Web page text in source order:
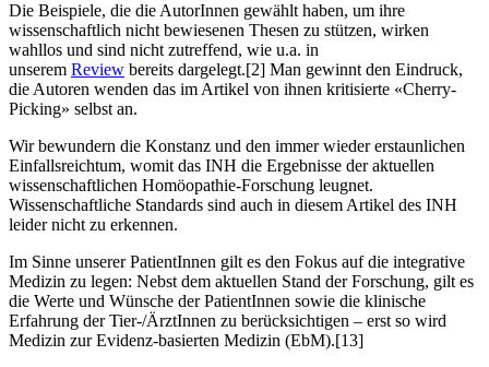
Die Beispiele, die die AutorInnen gewählt haben, um ihre
wissenschaftlich nicht bewiesenen Thesen zu stützen, wirken
wahllos und sind nicht zutreffend, wie u.a. in
unserem Review bereits dargelegt.[2] Man gewinnt den Eindruck,
die Autoren wenden das im Artikel von ihnen kritisierte «Cherry-
Picking» selbst an.
Wir bewundern die Konstanz und den immer wieder erstaunlichen
Einfallsreichtum, womit das INH die Ergebnisse der aktuellen
wissenschaftlichen Homöopathie-Forschung leugnet.
Wissenschaftliche Standards sind auch in diesem Artikel des INH
leider nicht zu erkennen.
Im Sinne unserer PatientInnen gilt es den Fokus auf die integrative
Medizin zu legen: Nebst dem aktuellen Stand der Forschung, gilt es
die Werte und Wünsche der PatientInnen sowie die klinische
Erfahrung der Tier-/ÄrztInnen zu berücksichtigen – erst so wird
Medizin zur Evidenz-basierten Medizin (EbM).[13]